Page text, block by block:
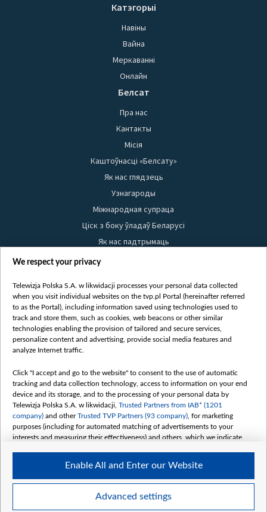
Катэгорыі
Навіны
Вайна
Меркаванні
Онлайн
Белсат
Пра нас
Кантакты
Місія
Каштоўнасці «Белсату»
Як нас глядзець
Узнагароды
Міжнародная супраца
Ціск з боку ўладаў Беларусі
Як нас падтрымаць
Правілы выкарыстання матэрыялаў
Бяспека
Youtube
Белсат news
Белсат Shorts
Жэстачайшы мульт
Belsat English
Biełsat PL
Белсат Now
Белсат History
Белсат Music
Белсат Doc
My consents
We respect your privacy
Telewizja Polska S.A. w likwidacji processes your personal data collected
when you visit individual websites on the tvp.pl Portal (hereinafter referred
to as the Portal), including information saved using technologies used to
track and store them, such as cookies, web beacons or other similar
technologies enabling the provision of tailored and secure services,
personalize content and advertising, provide social media features and
analyze Internet traffic.
Click "I accept and go to the website" to consent to the use of automatic
tracking and data collection technology, access to information on your end
device and its storage, and to the processing of your personal data by
Telewizja Polska S.A. w likwidacji, Trusted Partners from IAB* (1201
company) and otherTrusted TVP Partners (93 company) , for marketing
purposes (including for automated matching of advertisements to your
interests and measuring their effectiveness) and others, which we indicate
The purposes of processing your data by TVP S.A. w likwidacji are as
follows:
Use limited data to select advertising
Advanced settings
Enable All and Enter our Website